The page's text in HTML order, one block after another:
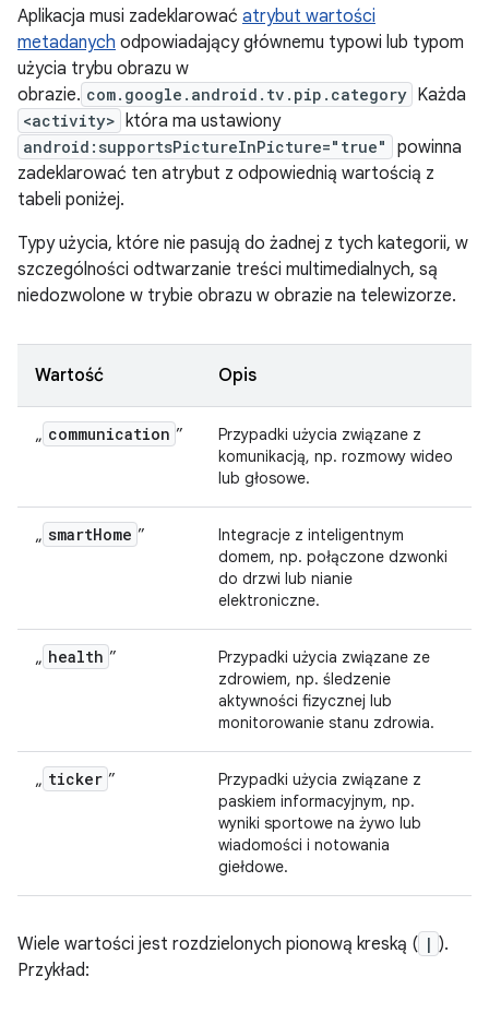
Aplikacja musi zadeklarować atrybut wartości
metadanych odpowiadający głównemu typowi lub typom
użycia trybu obrazu w
obrazie. com.google.android.tv.pip.category Każda
<activity> która ma ustawiony
android:supportsPictureInPicture="true"
powinna
zadeklarować ten atrybut z odpowiednią wartością z
tabeli poniżej.
Typy użycia, które nie pasują do żadnej z tych kategorii, w
szczególności odtwarzanie treści multimedialnych, są
niedozwolone w trybie obrazu w obrazie na telewizorze.
Wartość Opis
„ communication ”
Przypadki użycia związane z
komunikacją, np. rozmowy wideo
lub głosowe.
„ smartHome ”
Integracje z inteligentnym
domem, np. połączone dzwonki
do drzwi lub nianie
elektroniczne.
„ health ”
Przypadki użycia związane ze
zdrowiem, np. śledzenie
aktywności fizycznej lub
monitorowanie stanu zdrowia.
„ ticker ”
Przypadki użycia związane z
paskiem informacyjnym, np.
wyniki sportowe na żywo lub
wiadomości i notowania
giełdowe.
Wiele wartości jest rozdzielonych pionową kreską ( | ).
Przykład: